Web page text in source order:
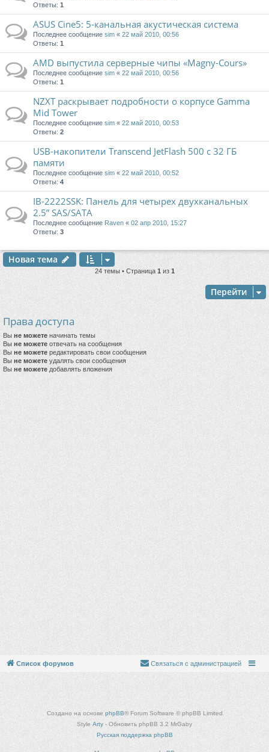
Ответы: 1
ASUS Cine5: 5-канальная акустическая система
Последнее сообщение sim « 22 май 2010, 00:56
Ответы: 1
AMD выпустила серверные чипы «Magny-Cours»
Последнее сообщение sim « 22 май 2010, 00:56
Ответы: 1
NZXT раскрывает подробности о корпусе Gamma
Mid Tower
Последнее сообщение sim « 22 май 2010, 00:53
Ответы: 2
USB-накопители Transcend JetFlash 500 с 32 ГБ
памяти
Последнее сообщение sim « 22 май 2010, 00:52
Ответы: 4
IB-2222SSK: Панель для четырех двухканальных
2.5” SAS/SATA
Последнее сообщение Raven « 02 апр 2010, 15:27
Ответы: 3
Новая тема
24 темы • Страница 1из 1
Перейти
Права доступа
Вы не можете начинать темы
Вы не можете отвечать на сообщения
Вы не можете редактировать свои сообщения
Вы не можете удалять свои сообщения
Вы не можете добавлять вложения
Список форумов Связаться с администрацией
Создано на основе phpBB® Forum Software © phpBB Limited
Style Arty - Обновить phpBB 3.2 MrGaby
Русская поддержка phpBB